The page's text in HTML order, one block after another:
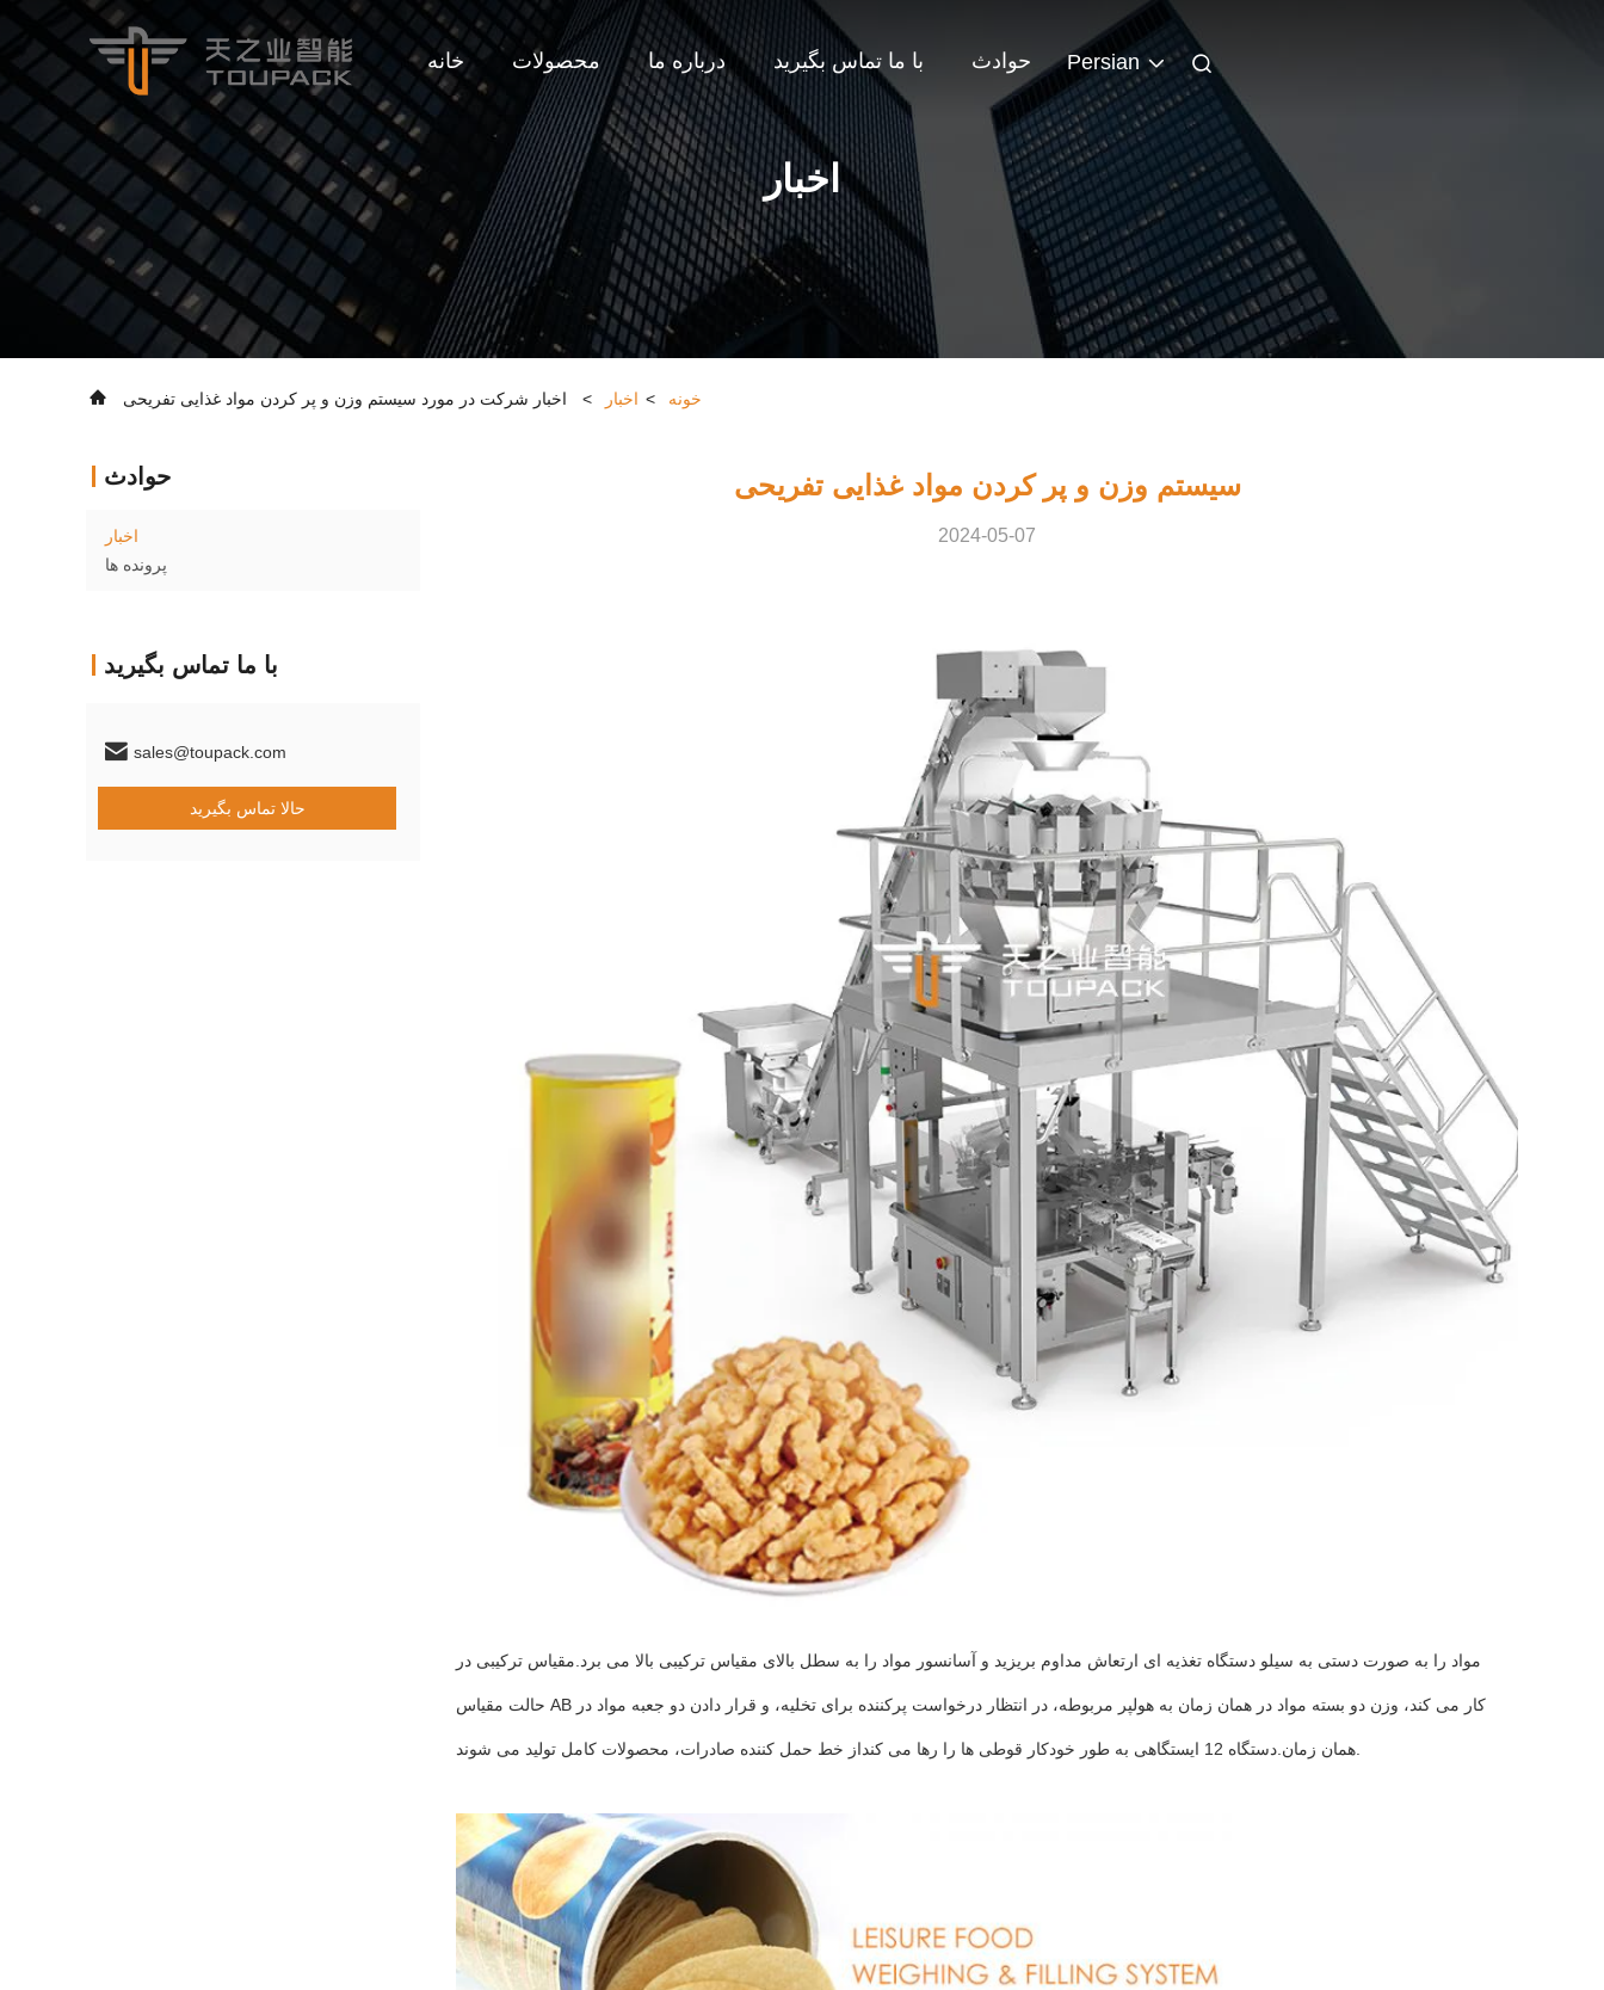
خانه محصولات درباره ما با ما تماس بگیرید حوادث Persian
اخبار
خونه > اخبار > اخبار شرکت در مورد سیستم وزن و پر کردن مواد غذایی تفریحی
حوادث
اخبار
پرونده ها
با ما تماس بگیرید
sales@toupack.com
حالا تماس بگیرید
سیستم وزن و پر کردن مواد غذایی تفریحی
2024-05-07
مواد را به صورت دستی به سیلو دستگاه تغذیه ای ارتعاش مداوم بریزید و آسانسور مواد را به سطل بالای مقیاس ترکیبی بالا می برد.مقیاس ترکیبی در
حالت مقیاس AB کار می کند، وزن دو بسته مواد در همان زمان به هولپر مربوطه، در انتظار درخواست پرکننده برای تخلیه، و قرار دادن دو جعبه مواد در